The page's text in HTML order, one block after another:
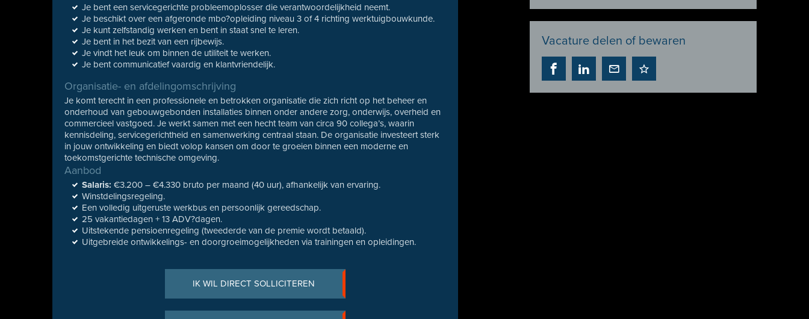
Je bent een servicegerichte probleemoplosser die verantwoordelijkheid neemt.
Je beschikt over een afgeronde mbo?opleiding niveau 3 of 4 richting werktuigbouwkunde.
Je kunt zelfstandig werken en bent in staat snel te leren.
Je bent in het bezit van een rijbewijs.
Je vindt het leuk om binnen de utiliteit te werken.
Je bent communicatief vaardig en klantvriendelijk.
Organisatie- en afdelingomschrijving
Je komt terecht in een professionele en betrokken organisatie die zich richt op het beheer en
onderhoud van gebouwgebonden installaties binnen onder andere zorg, onderwijs, overheid en
commercieel vastgoed. Je werkt samen met een hecht team van circa 90 collega’s, waarin
kennisdeling, servicegerichtheid en samenwerking centraal staan. De organisatie investeert sterk
in jouw ontwikkeling en biedt volop kansen om door te groeien binnen een moderne en
toekomstgerichte technische omgeving.
Aanbod
Salaris: €3.200 – €4.330 bruto per maand (40 uur), afhankelijk van ervaring.
Winstdelingsregeling.
Een volledig uitgeruste werkbus en persoonlijk gereedschap.
25 vakantiedagen + 13 ADV?dagen.
Uitstekende pensioenregeling (tweederde van de premie wordt betaald).
Uitgebreide ontwikkelings- en doorgroeimogelijkheden via trainingen en opleidingen.
IK WIL DIRECT SOLLICITEREN
Vacature delen of bewaren